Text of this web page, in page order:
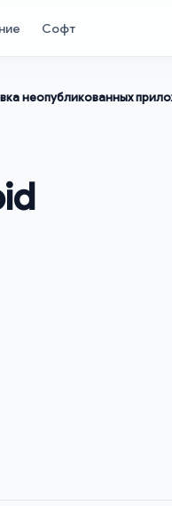
Софт
неопубликованных